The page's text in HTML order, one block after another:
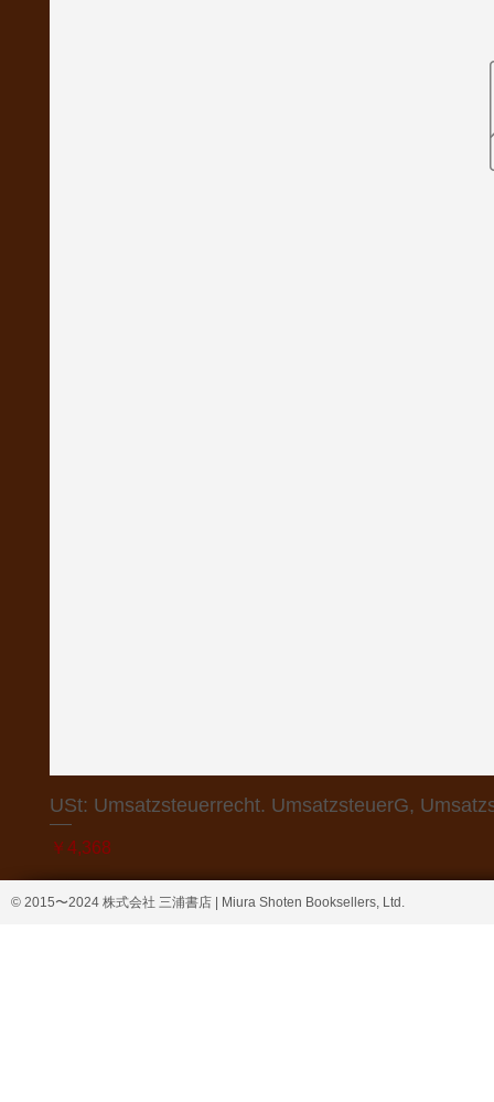
USt: Umsatzsteuerrecht. UmsatzsteuerG,
価格
￥4,368
© 2015〜2024 株式会社 三浦書店 | Miura Shoten Booksellers, Ltd.